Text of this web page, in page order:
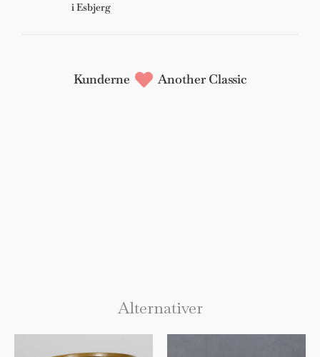
i Esbjerg
Kunderne Another Classic
Alternativer